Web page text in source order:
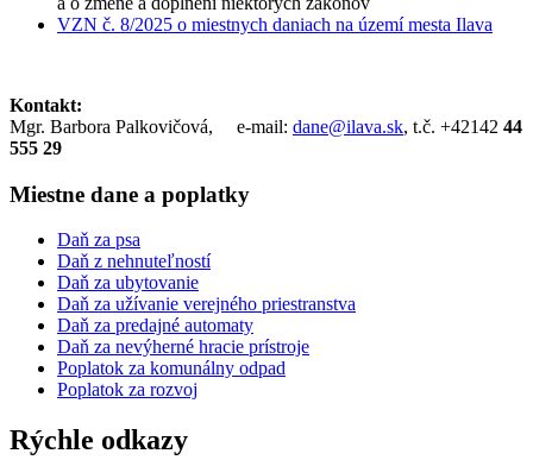
VZN č. 8/2025 o miestnych daniach na území mesta Ilava
Kontakt:
Mgr. Barbora Palkovičová, e-mail: dane@ilava.sk, t.č. +42142 44
555 29
Miestne dane a poplatky
Daň za psa
Daň z nehnuteľností
Daň za ubytovanie
Daň za užívanie verejného priestranstva
Daň za predajné automaty
Daň za nevýherné hracie prístroje
Poplatok za komunálny odpad
Poplatok za rozvoj
Rýchle odkazy